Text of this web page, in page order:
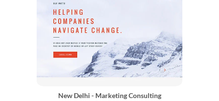
New Delhi - Marketing Consulting